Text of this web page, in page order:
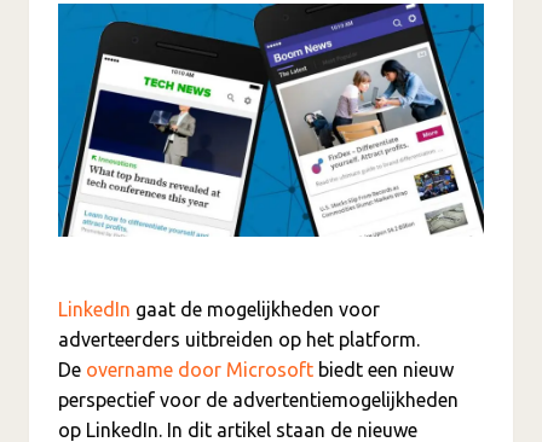
LinkedIn gaat de mogelijkheden voor
adverteerders uitbreiden op het platform.
De overname door Microsoft biedt een nieuw
perspectief voor de advertentiemogelijkheden
op LinkedIn. In dit artikel staan de nieuwe